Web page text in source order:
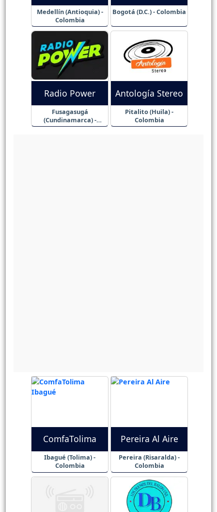
Medellín (Antioquia) -
Colombia
Bogotá (D.C.) - Colombia
Radio Power
Fusagasugá
(Cundinamarca) -
Colombia
Antología Stereo
Pitalito (Huila) -
Colombia
ComfaTolima
Ibagué (Tolima) -
Colombia
Pereira Al Aire
Pereira (Risaralda) -
Colombia